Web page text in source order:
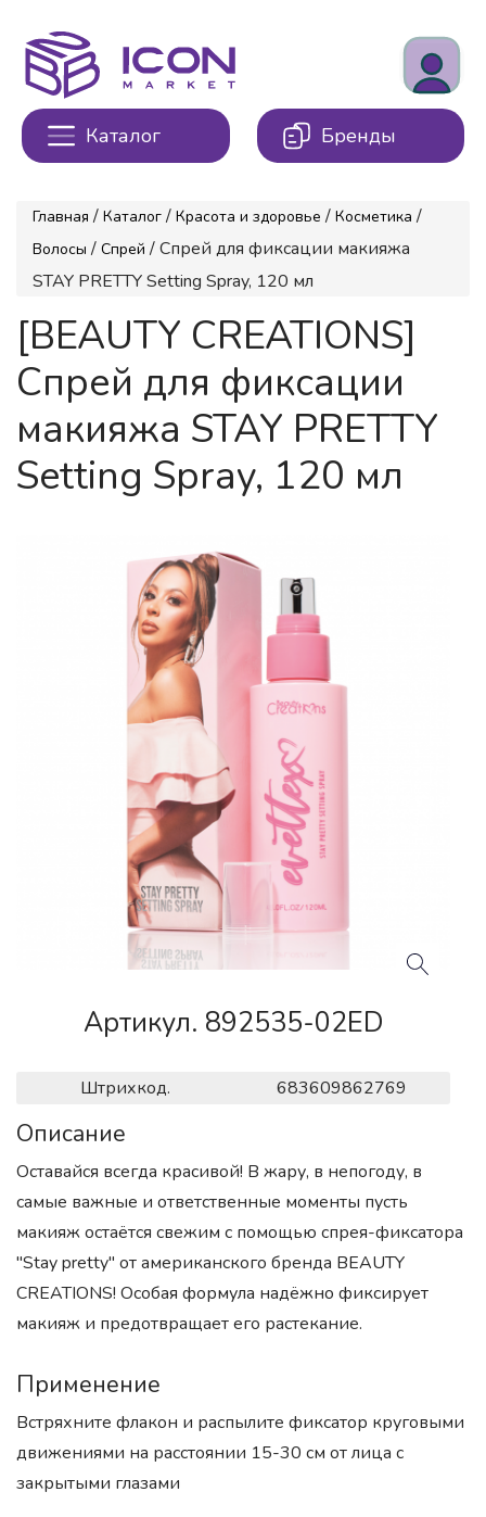
Каталог Бренды
Главная / Каталог / Красота и здоровье / Косметика /
Волосы / Спрей / Спрей для фиксации макияжа
STAY PRETTY Setting Spray, 120 мл
[BEAUTY CREATIONS]
Спрей для фиксации
макияжа STAY PRETTY
Setting Spray, 120 мл
Артикул. 892535-02ED
Штрихкод. 683609862769
Описание
Оставайся всегда красивой! В жару, в непогоду, в
самые важные и ответственные моменты пусть
макияж остаётся свежим с помощью спрея-фиксатора
"Stay pretty" от американского бренда BEAUTY
CREATIONS! Особая формула надёжно фиксирует
макияж и предотвращает его растекание.
Применение
Встряхните флакон и распылите фиксатор круговыми
движениями на расстоянии 15-30 см от лица с
закрытыми глазами